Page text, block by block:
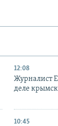
12:08
Журналист
деле
10:45